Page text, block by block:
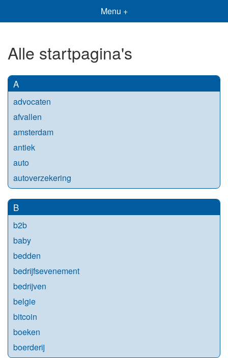
Menu +
Alle startpagina's
A
advocaten
afvallen
amsterdam
antiek
auto
autoverzekering
B
b2b
baby
bedden
bedrijfsevenement
bedrijven
belgie
bitcoin
boeken
boerderij